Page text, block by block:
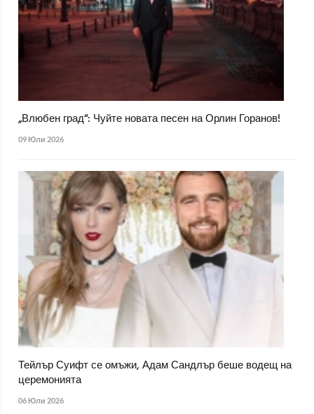
„Влюбен град“: Чуйте новата песен на Орлин Горанов!
09 Юли 2026
Тейлър Суифт се омъжи, Адам Сандлър беше водещ на
церемонията
06 Юли 2026